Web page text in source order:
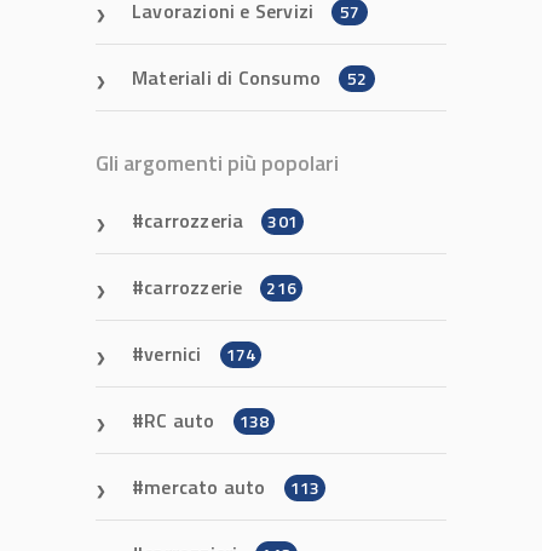
Lavorazioni e Servizi 57
Materiali di Consumo 52
Gli argomenti più popolari
carrozzeria 301
carrozzerie 216
vernici 174
RC auto 138
mercato auto 113